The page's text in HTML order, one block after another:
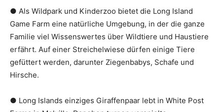
● Als Wildpark und Kinderzoo bietet die Long Island
Game Farm eine natürliche Umgebung, in der die ganze
Familie viel Wissenswertes über Wildtiere und Haustiere
erfährt. Auf einer Streichelwiese dürfen einige Tiere
gefüttert werden, darunter Ziegenbabys, Schafe und
Hirsche.
● Long Islands einziges Giraffenpaar lebt in White Post